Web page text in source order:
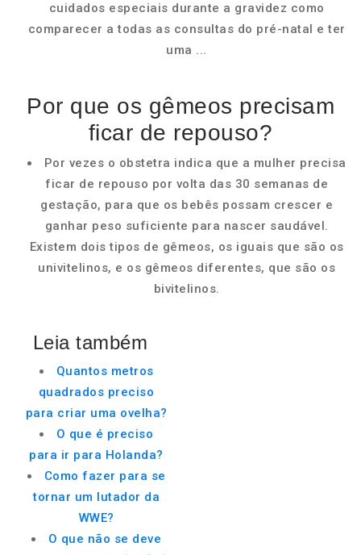
cuidados especiais durante a gravidez como
comparecer a todas as consultas do pré-natal e ter
uma ...
Por que os gêmeos precisam
ficar de repouso?
Por vezes o obstetra indica que a mulher precisa
ficar de repouso por volta das 30 semanas de
gestação, para que os bebês possam crescer e
ganhar peso suficiente para nascer saudável.
Existem dois tipos de gêmeos, os iguais que são os
univitelinos, e os gêmeos diferentes, que são os
bivitelinos.
Leia também
Quantos metros
quadrados preciso
para criar uma ovelha?
O que é preciso
para ir para Holanda?
Como fazer para se
tornar um lutador da
WWE?
O que não se deve